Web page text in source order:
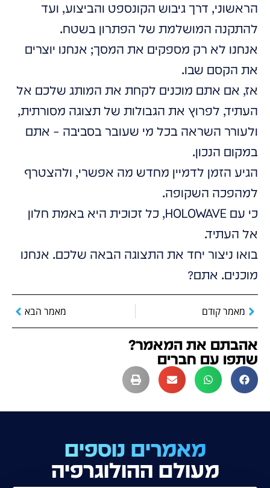
הראשוני, דרך גיבוש הקונספט והביצוע, ועד
להתקנה המושלמת של הפתרון בשטח.
אנחנו לא רק מספקים את המסך; אנחנו יוצרים
את הקסם שבו.
אז, אם אתם מוכנים לקחת את המותג שלכם אל
העתיד, לפרוץ את הגבולות של תצוגה מסורתית,
ולעורר השראה בכל מי שעובר בסביבה – אתם
במקום הנכון.
הגיע הזמן לדמיין מחדש מה אפשרי, ולהצטרף
למהפכה השקופה.
כי עם HOLOWAVE, כל זכוכית היא באמת חלון
אל העתיד.
בואו ניצור יחד את התצוגה הבאה שלכם. אנחנו
מוכנים. אתם?
מאמר קודם מאמר הבא
אהבתם את המאמר?
שתפו עם חברים
מאמרים נוספים
מעולם ההולוגרפיה